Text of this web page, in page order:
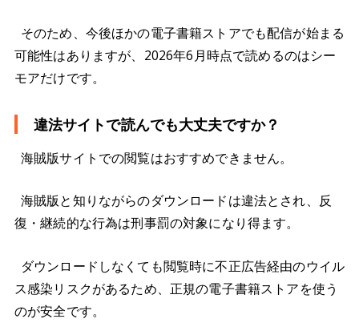
そのため、今後ほかの電子書籍ストアでも配信が始まる
可能性はありますが、2026年6月時点で読めるのはシー
モアだけです。
違法サイトで読んでも大丈夫ですか？
海賊版サイトでの閲覧はおすすめできません。
海賊版と知りながらのダウンロードは違法とされ、反
復・継続的な行為は刑事罰の対象になり得ます。
ダウンロードしなくても閲覧時に不正広告経由のウイル
ス感染リスクがあるため、正規の電子書籍ストアを使う
のが安全です。